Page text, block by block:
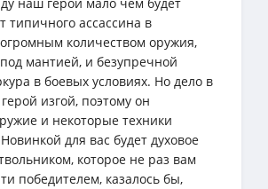
наш герой мало чем будет
типичного ассассина в
количеством оружия,
мантией, и безупречной
в боевых условиях. Но дело в
изгой, поэтому он
и некоторые техники
для вас будет духовое
которое не раз вам
победителем, казалось бы,